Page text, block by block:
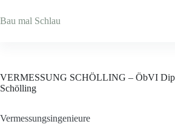
Inhalt
springen
Bau mal Schlau
VERMESSUNG SCHÖLLING – ÖbVI
Schölling
Vermessungsingenieure